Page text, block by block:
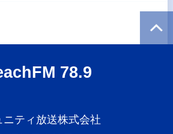
78.9
ティ放送株式会社